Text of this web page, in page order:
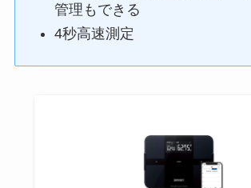
管理もできる
4秒高速測定